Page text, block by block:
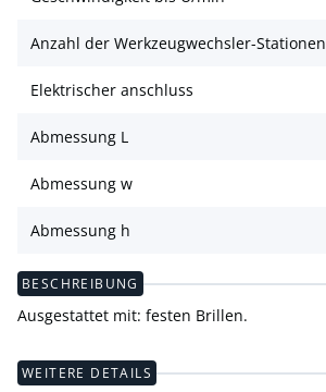
Anzahl der Werkzeugwechsler-Stationen
Elektrischer anschluss
Abmessung L
Abmessung w
Abmessung h
BESCHREIBUNG
Ausgestattet mit: festen Brillen.
WEITERE DETAILS